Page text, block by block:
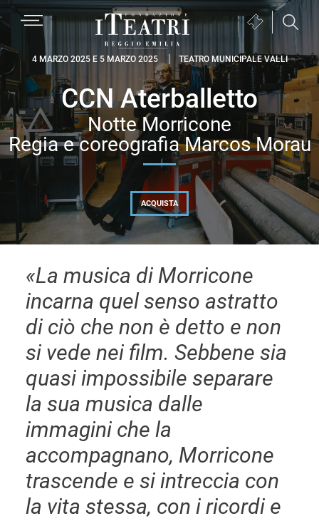
navigazione
primaria
contenuto
principale
piè
pagina
MENU
Fondazione
Teatri
Reggio
Emilia
Biglietteria
apre
in
una
nuova
finestra)
4 MARZO 2025 E 5 MARZO 2025 TEATRO MUNICIPALE VALLI
CCN Aterballetto
Notte Morricone
Regia e coreografia Marcos Morau
ACQUISTA
«La musica di Morricone
incarna quel senso astratto
di ciò che non è detto e non
si vede nei film. Sebbene sia
quasi impossibile separare
la sua musica dalle
immagini che la
accompagnano, Morricone
trascende e si intreccia con
la vita stessa, con i ricordi e